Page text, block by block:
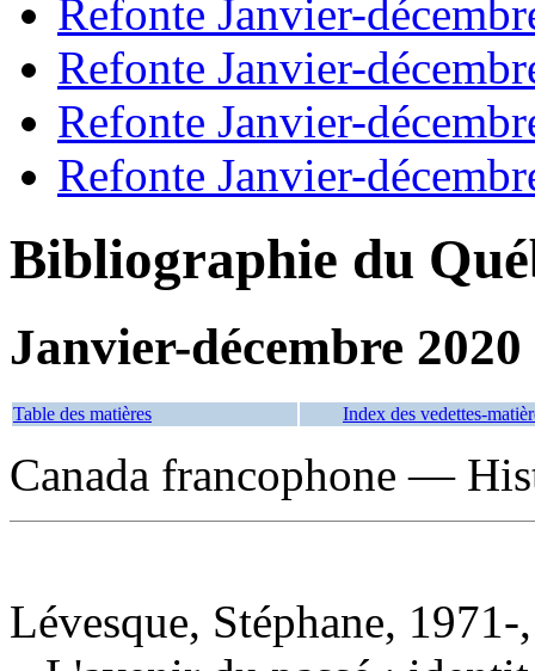
Refonte Janvier-
Refonte Janvier-
Refonte Janvier-
Refonte Janvier-
Bibliographie du
Janvier-décembre 2020
Table des matières Index des vedettes-
Canada francophone —
Lévesque, Stéphane, 1971-